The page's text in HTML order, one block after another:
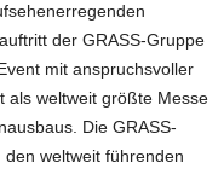
der GRASS-Gruppe
mit anspruchsvoller
als weltweit größte Messe
Die GRASS-
weltweit führenden